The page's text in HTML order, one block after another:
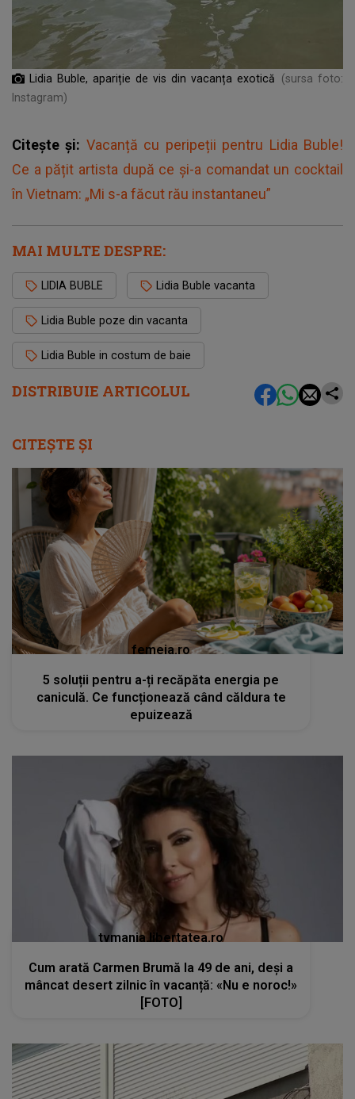
DISTRIBUIE ARTICOLUL
Lidia Buble, apariție de vis din vacanța exotică
(sursa foto:
Instagram)
Citește și: Vacanță cu peripeții pentru Lidia Buble!
Ce a pățit artista după ce și-a comandat un cocktail
în Vietnam: „Mi s-a făcut rău instantaneu”
MAI MULTE DESPRE:
LIDIA BUBLE Lidia Buble vacanta
Lidia Buble poze din vacanta
Lidia Buble in costum de baie
CITEȘTE ȘI
femeia.ro
5 soluții pentru a-ți recăpăta energia pe
caniculă. Ce funcționează când căldura te
epuizează
tvmania.libertatea.ro
Cum arată Carmen Brumă la 49 de ani, deși a
mâncat desert zilnic în vacanță: «Nu e noroc!»
[FOTO]